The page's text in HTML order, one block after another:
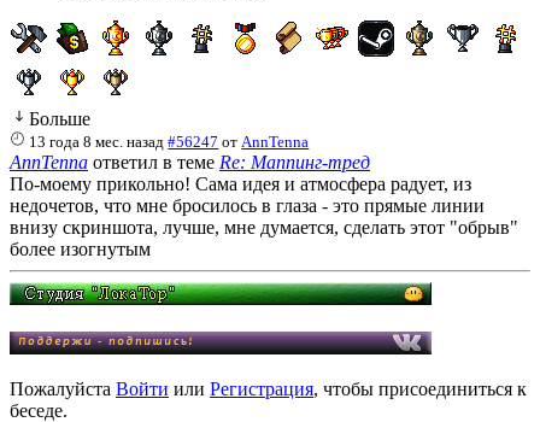
Больше
13 года 8 мес. назад #56247 от AnnTenna
AnnTenna ответил в теме Re: Маппинг-тред
По-моему прикольно! Сама идея и атмосфера радует, из
недочетов, что мне бросилось в глаза - это прямые линии
внизу скриншота, лучше, мне думается, сделать этот "обрыв"
более изогнутым
Пожалуйста Войти или Регистрация, чтобы присоединиться к
беседе.